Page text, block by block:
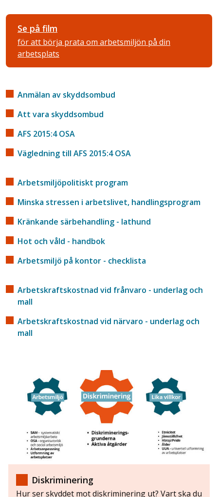
Se på film
för att börja prata om arbetsmiljön på din
arbetsplats
Anmälan av skyddsombud
Att vara skyddsombud
AFS 2015:4 OSA
Vägledning till AFS 2015:4 OSA
Arbetsmiljöpolitiskt program
Minska stressen i arbetslivet, handlingsprogram
Kränkande särbehandling - lathund
Hot och våld - handbok
Arbetsmiljö på kontor - checklista
Arbetskraftskostnad vid frånvaro - underlag och
mall
Arbetskraftskostnad vid närvaro - underlag och
mall
Diskriminering
Hur ser skyddet mot diskriminering ut? Vart ska du